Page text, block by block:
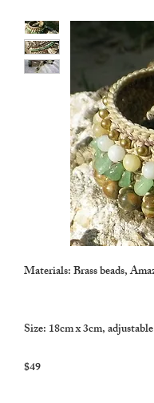
Materials: Brass beads,
Size: 18cm x 3cm, adjustable
$49